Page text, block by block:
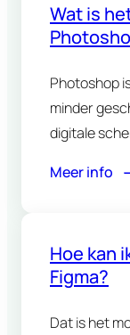
Wat is
Photoshop
minder
digitale
Meer info
Hoe kan
Figma?
Dat is het